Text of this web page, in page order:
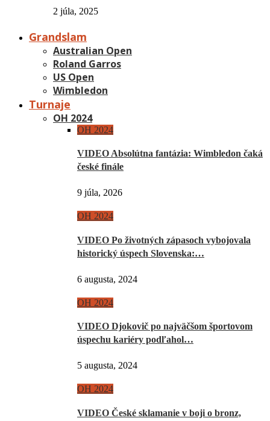
2 júla, 2025
Grandslam
Australian Open
Roland Garros
US Open
Wimbledon
Turnaje
OH 2024
OH 2024
VIDEO Absolútna fantázia: Wimbledon čaká
české finále
9 júla, 2026
OH 2024
VIDEO Po životných zápasoch vybojovala
historický úspech Slovenska:…
6 augusta, 2024
OH 2024
VIDEO Djokovič po najväčšom športovom
úspechu kariéry podľahol…
5 augusta, 2024
OH 2024
VIDEO České sklamanie v boji o bronz,